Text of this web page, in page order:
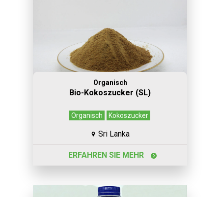
Organisch
Bio-Kokoszucker (SL)
Organisch Kokoszucker
Sri Lanka
ERFAHREN SIE MEHR